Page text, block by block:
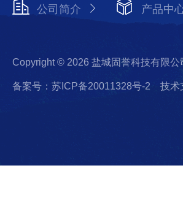
公司简介 产品中
Copyright © 2026 盐城固誉科技有限公
备案号：苏ICP备20011328号-2 技术